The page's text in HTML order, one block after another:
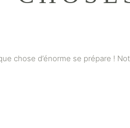
chose d’énorme se prépare !